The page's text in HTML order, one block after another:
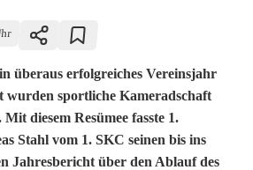
überaus erfolgreiches Vereinsjahr
wurden sportliche Kameradschaft
diesem Resümee fasste 1.
Stahl vom 1. SKC seinen bis ins
Jahresbericht über den Ablauf des